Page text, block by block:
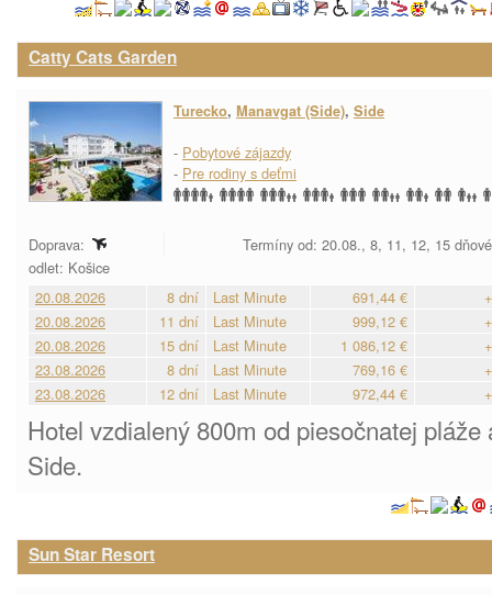
Catty Cats Garden
Turecko, Manavgat (Side), Side
- Pobytové zájazdy
- Pre rodiny s deťmi
Doprava:
Termíny od: 20.08., 8, 11, 12, 15 dňové
odlet: Košice
20.08.2026
8 dní Last Minute 691,44 €
20.08.2026
11 dní Last Minute 999,12 €
20.08.2026
15 dní Last Minute 1 086,12 €
23.08.2026
8 dní Last Minute 769,16 €
23.08.2026
12 dní Last Minute 972,44 €
Hotel vzdialený 800m od piesočnatej
Side.
Sun Star Resort